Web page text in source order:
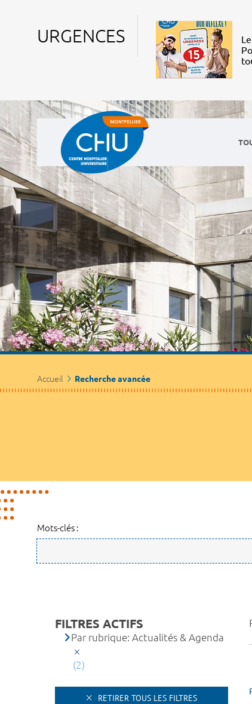
URGENCES
Accueil Recherche avancée
Mots-clés :
FILTRES ACTIFS
Par rubrique: Actualités & Agenda
(2)
RETIRER TOUS LES FILTRES